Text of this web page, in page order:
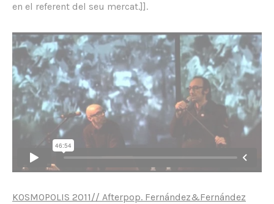
en el referent del seu mercat.]].
KOSMOPOLIS 2011// Afterpop. Fernández&Fernández